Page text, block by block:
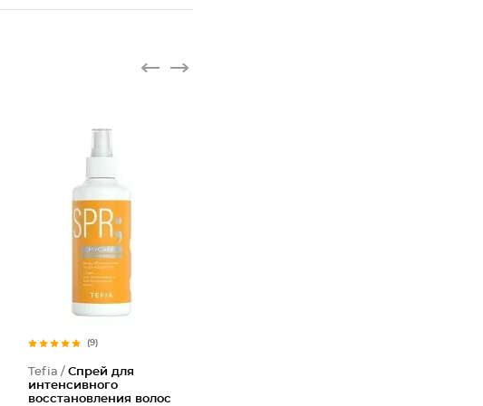
(9)
Tefia /Спрей для
интенсивного
восстановления волос